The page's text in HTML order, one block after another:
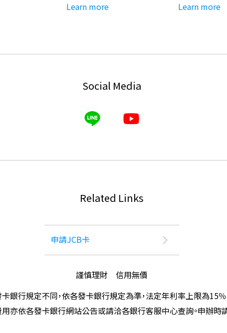
Learn more Learn more
Social Media
Related Links
申請JCB卡
謹慎理財 信用無價
行規定不同，依各發卡銀行規定為準，法定年利率上限為15
亦依各發卡銀行網站公告或請洽各銀行客服中心查詢。申辦